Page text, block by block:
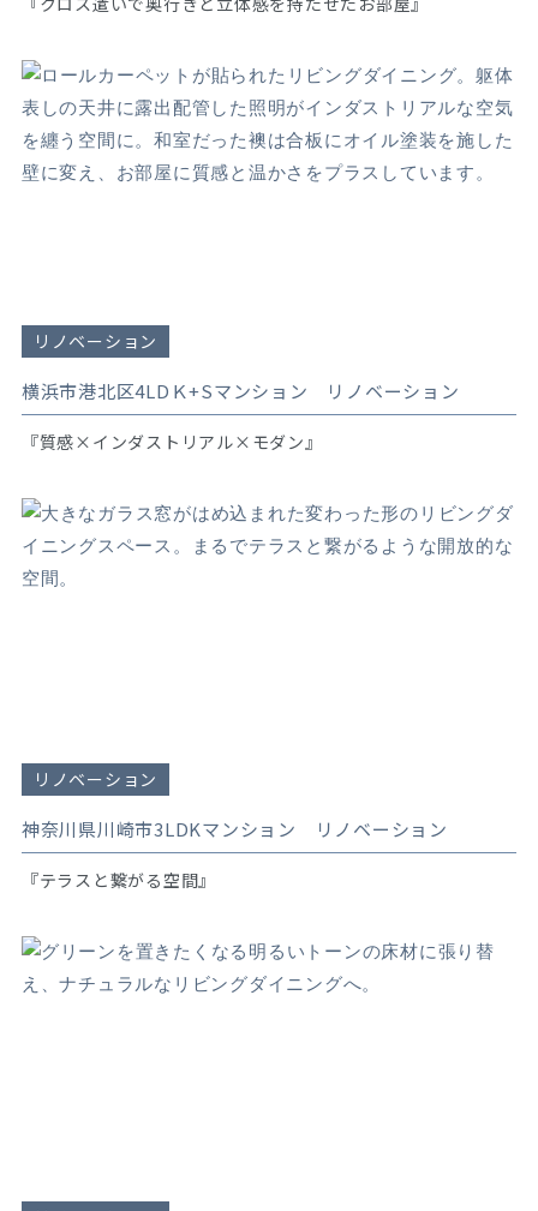
リノベーション
横浜市港北区4LDＫ+Sマンション リノベーション
『質感×インダストリアル×モダン』
リノベーション
神奈川県川崎市3LDKマンション リノベーション
『テラスと繋がる空間』